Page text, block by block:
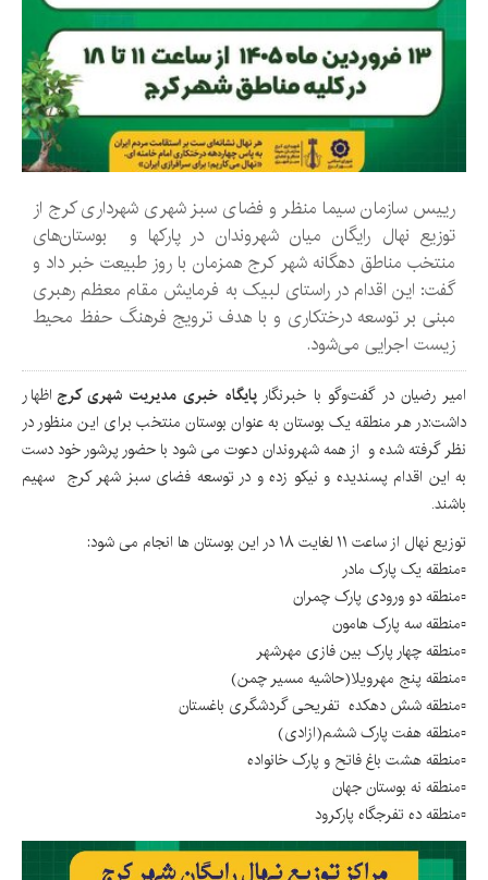
رییس سازمان سیما منظر و فضای سبز شهری شهرداری کرج از
توزیع نهال رایگان میان شهروندان در پارکها و بوستان‌های
منتخب مناطق دهگانه شهر کرج همزمان با روز طبیعت خبر داد و
گفت: این اقدام در راستای لبیک به فرمایش مقام معظم رهبری
مبنی بر توسعه درختکاری و با هدف ترویج فرهنگ حفظ محیط
زیست اجرایی می‌شود.
امیر رضیان در گفت‌وگو با خبرنگار پایگاه خبری مدیریت شهری کرج اظهار
داشت:در هر منطقه یک بوستان به عنوان بوستان منتخب برای این منظور در
نظر گرفته شده و از همه شهروندان دعوت می شود با حضور پرشور خود دست
به این اقدام پسندیده و نیکو زده و در توسعه فضای سبز شهر کرج سهیم
باشند.
توزیع نهال از ساعت ١١ لغایت ١٨ در این بوستان ها انجام می شود:
▫️منطقه یک پارک مادر
▫️منطقه دو ورودی پارک چمران
▫️منطقه سه پارک هامون
▫️منطقه چهار پارک بین فازی مهرشهر
▫️منطقه پنج مهرویلا(حاشیه مسیر چمن)
▫️منطقه شش دهکده تفریحی گردشگری باغستان
▫️منطقه هفت پارک ششم(ازادی)
▫️منطقه هشت باغ فاتح و پارک خانواده
▫️منطقه نه بوستان جهان
▫️منطقه ده تفرجگاه پارکرود